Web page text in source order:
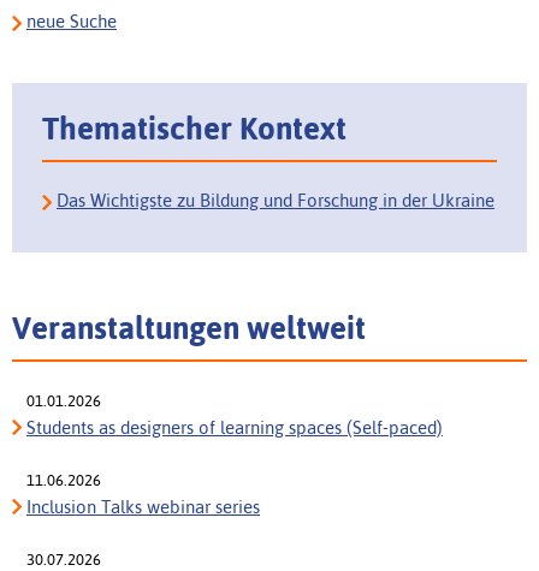
neue Suche
Thematischer Kontext
Das Wichtigste zu Bildung und Forschung in der Ukraine
Veranstaltungen weltweit
01.01.2026
Students as designers of learning spaces (Self-paced)
11.06.2026
Inclusion Talks webinar series
30.07.2026